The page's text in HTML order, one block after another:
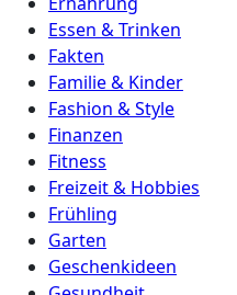
Essen & Trinken
Fakten
Familie & Kinder
Fashion & Style
Finanzen
Fitness
Freizeit & Hobbies
Frühling
Garten
Geschenkideen